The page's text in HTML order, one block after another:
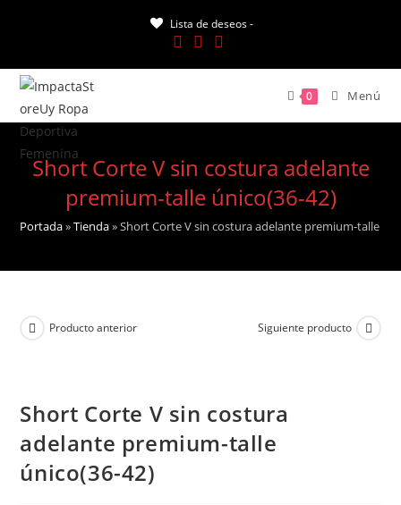
Lista de deseos -
0 Menú
Short Corte V sin costura adelante
premium-talle único(36-42)
Portada»Tienda»Short Corte V sin costura adelante premium-talle
Producto anterior Siguiente producto
Short Corte V sin costura
adelante premium-talle
único(36-42)